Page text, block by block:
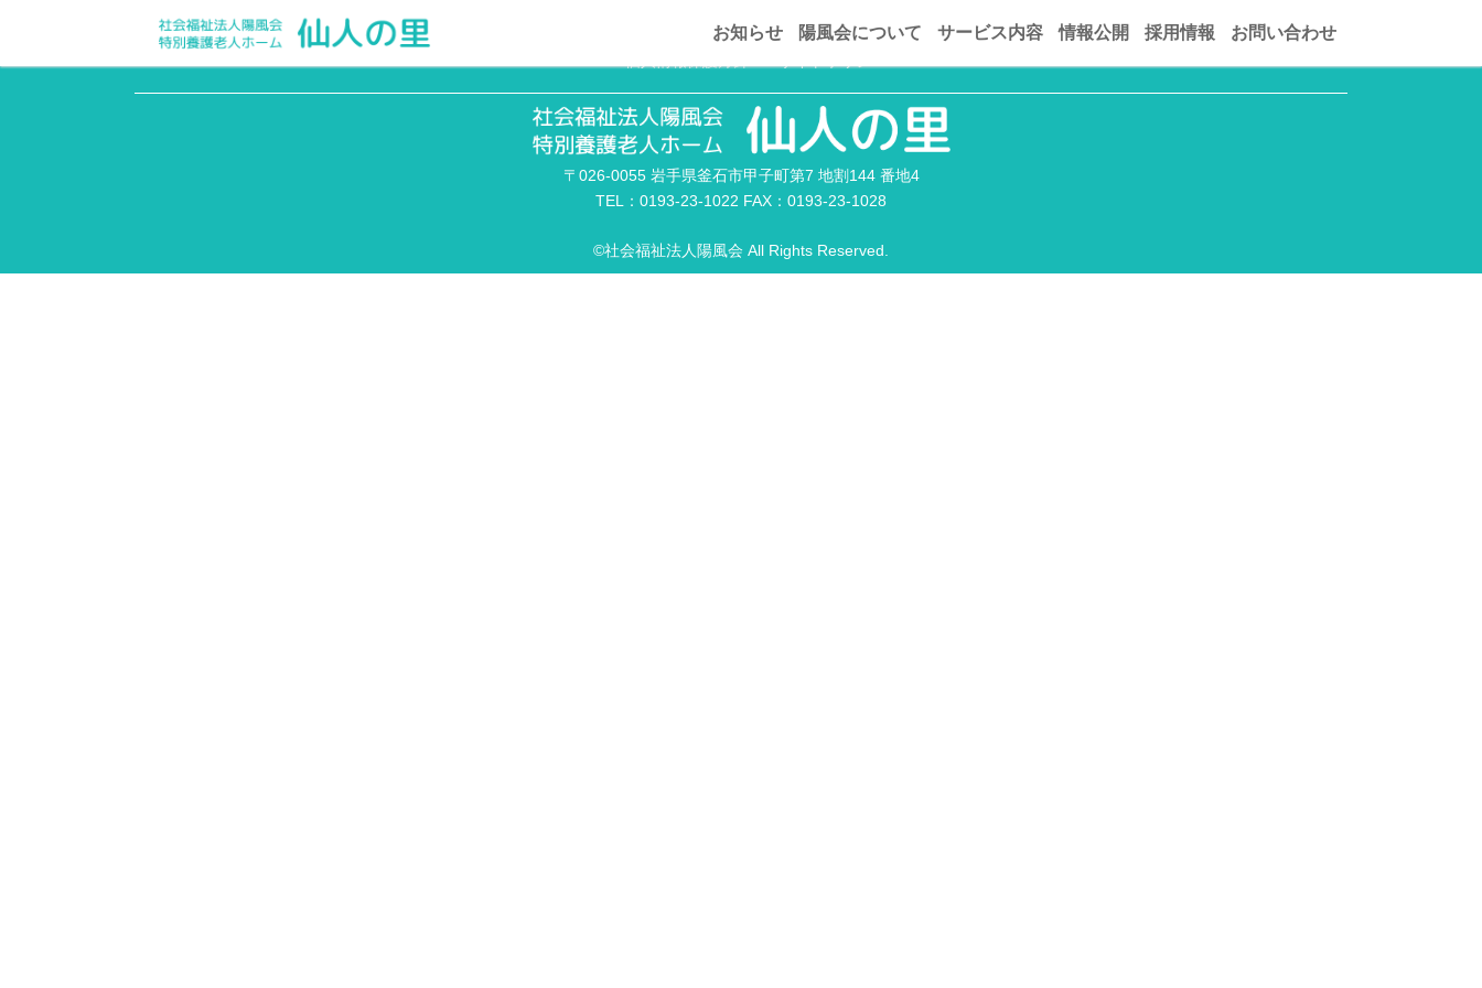
お知らせ 陽風会について サービス内容 情報公開 採用情報 お問い合わせ
デイサービスセンター便り 26号 (令和５年９月発行)
〒026-0055 岩手県釜石市甲子町第7 地割144 番地4
TEL：0193-23-1022 FAX：0193-23-1028
©社会福祉法人陽風会 All Rights Reserved.